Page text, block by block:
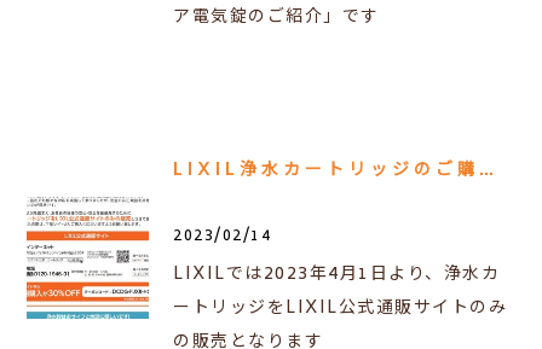
ア電気錠のご紹介」です
LIXIL浄水カートリッジのご購入先について
2023/02/14
LIXILでは2023年4月1日より、浄水カ
ートリッジをLIXIL公式通販サイトのみ
の販売となります